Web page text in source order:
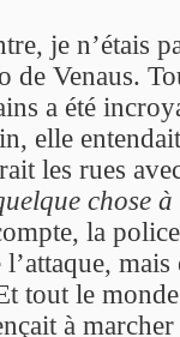
je n’étais
de Venaus.
a été
elle
les rues
chose
la
tout le
à